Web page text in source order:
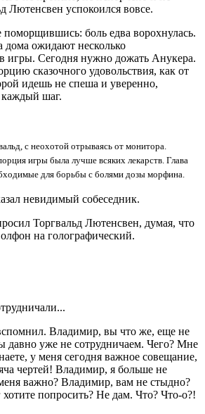
Лютенсвен успокоился вовсе.
поморщившись: боль едва ворохнулась.
дома ожидают несколько
игры. Сегодня нужно дожать Анукера.
сказочного удовольствия, как от
идешь не спеша и уверенно,
каждый шаг.
с неохотой отрываясь от монитора.
игры была лучше всяких лекарств. Глава
для борьбы с болями дозы морфина.
невидимый собеседник.
Торгвальд Лютенсвен, думая, что
на голографический.
Владимир, вы что же, еще не
давно уже не сотрудничаем. Чего? Мне
у меня сегодня важное совещание,
чертей! Владимир, я больше не
важно? Владимир, вам не стыдно?
попросить? Не дам. Что? Что-о?!